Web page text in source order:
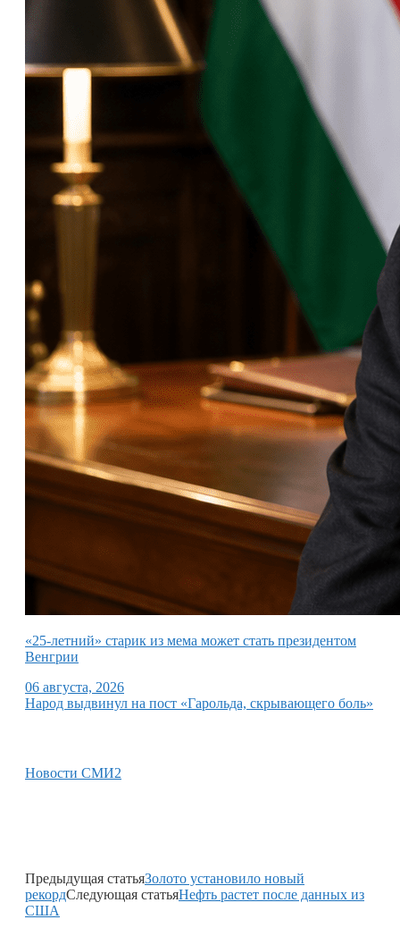
«25-летний» старик из мема может стать президентом
Венгрии
06 августа, 2026
Народ выдвинул на пост «Гарольда, скрывающего боль»
Новости СМИ2
Предыдущая статьяЗолото установило новый
рекордСледующая статьяНефть растет после данных из
США